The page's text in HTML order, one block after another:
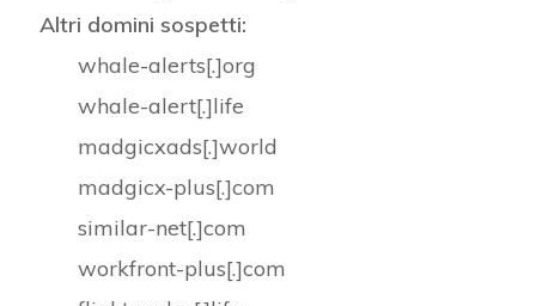
Altri domini sospetti:
whale-alerts[.]org
whale-alert[.]life
madgicxads[.]world
madgicx-plus[.]com
similar-net[.]com
workfront-plus[.]com